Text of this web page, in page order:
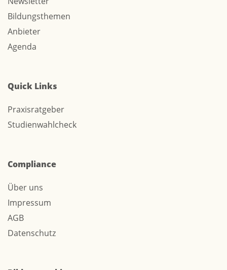
Bildungsthemen
Anbieter
Agenda
Quick Links
Praxisratgeber
Studienwahlcheck
Compliance
Über uns
Impressum
AGB
Datenschutz